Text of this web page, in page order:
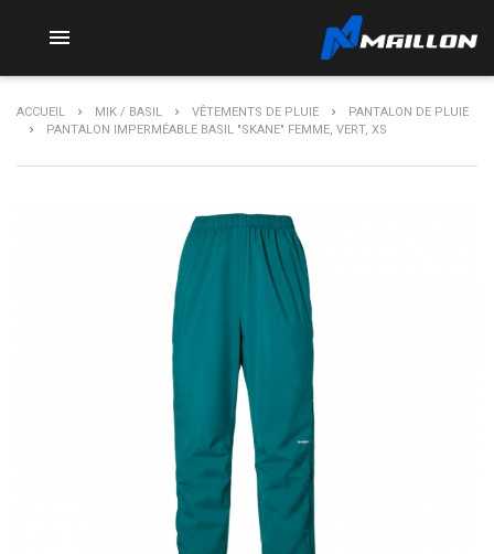

ACCUEIL MIK / BASIL VÊTEMENTS DE PLUIE
PANTALON DE PLUIE
PANTALON IMPERMÉABLE BASIL "SKANE" FEMME, VERT, XS